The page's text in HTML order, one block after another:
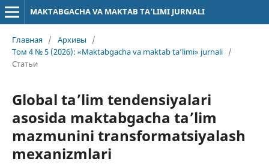
MAKTABGACHA VA MAKTAB TA’LIMI JURNALI
Главная / Архивы
/
Том 4 № 5 (2026): «Maktabgacha va maktab ta’limi» jurnali /
Статьи
Global ta’lim tendensiyalari
asosida maktabgacha ta’lim
mazmunini transformatsiyalash
mexanizmlari